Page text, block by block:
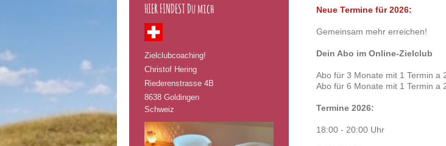
Neue Termine für 2026:
Gemeinsam mehr erreichen!
Dein Abo im Online-Zielclub
Abo für 3 Monate mit 1 Termin a
Abo für 6 Monate mit 1 Termin a
Termine 2026:
18:00 - 20:00 Uhr
HIER FINDEST Du mich
Zielclubcoaching!
Christof Hering
Riederenstrasse 4B
8638 Goldingen
Schweiz